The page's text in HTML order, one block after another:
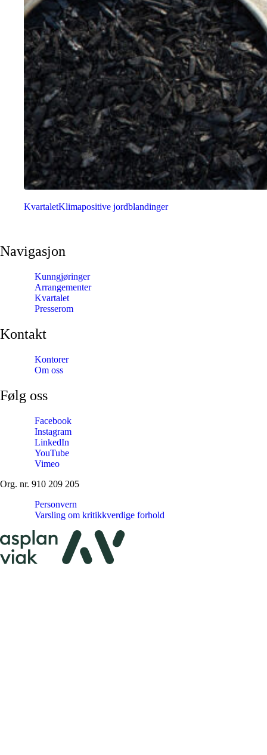
KvartaletKlimapositive jordblandinger
Navigasjon
Kunngjøringer
Arrangementer
Kvartalet
Presserom
Kontakt
Kontorer
Om oss
Følg oss
Facebook
Instagram
LinkedIn
YouTube
Vimeo
Org. nr. 910 209 205
Personvern
Varsling om kritikkverdige forhold